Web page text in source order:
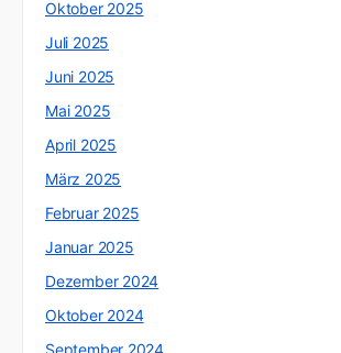
Oktober 2025
Juli 2025
Juni 2025
Mai 2025
April 2025
März 2025
Februar 2025
Januar 2025
Dezember 2024
Oktober 2024